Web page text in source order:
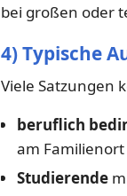
bei großen oder
4) Typische
Viele Satzungen
beruflich
am
Studierende